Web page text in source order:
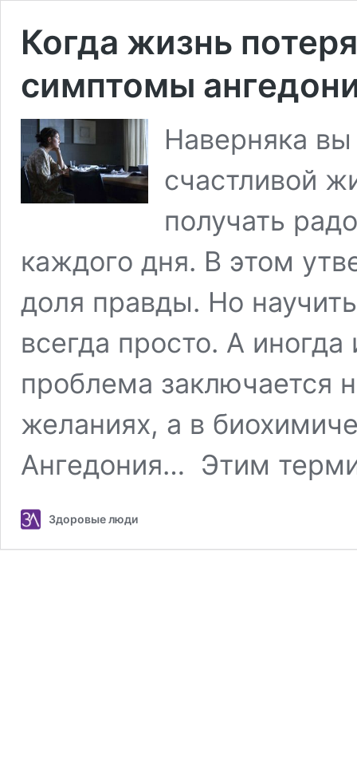
Когда жизнь
симптомы
Наверняка
счастливой
получать
каждого дня. В этом
доля правды. Но
всегда просто. А
проблема заключается
желаниях, а в
Ангедония… Этим
Здоровые люди